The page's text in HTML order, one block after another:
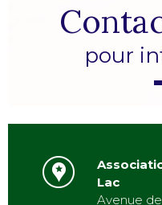
pour
Lac
Avenue